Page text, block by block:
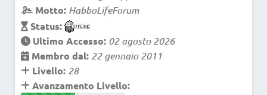
Motto: HabboLifeForum
Status:
Ultimo Accesso: 02 agosto 2026
Membro dal: 22 gennaio 2011
Livello: 28
Avanzamento Livello: